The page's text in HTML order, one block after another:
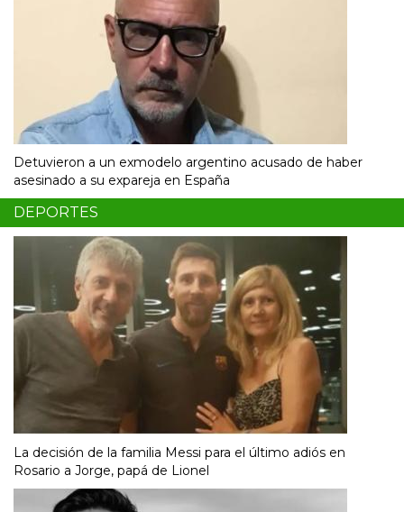
Detuvieron a un exmodelo argentino acusado de haber
asesinado a su expareja en España
DEPORTES
La decisión de la familia Messi para el último adiós en
Rosario a Jorge, papá de Lionel